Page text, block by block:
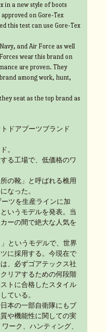
in a new style of boots
on Gore-Tex
this test can use Gore-Tex
and Air Force as well
wear this brand on
are proven. They
among work, hunt,
seat as the top brand as
ドアブーツブランド
。
る工場で、低価格のワ
の靴」と呼ばれる樵用
なった。
ツを生産ラインに加
いうモデルを発表。当
ーの間で絶大な人気を
というモデルで、世界
に採用する。今現在で
、必ずゴアテックス社
リアするための何段階
トに合格したスタイル
ている。
本の一部自衛隊にもブ
や機能性に関しての実
ーク、ハンティング、